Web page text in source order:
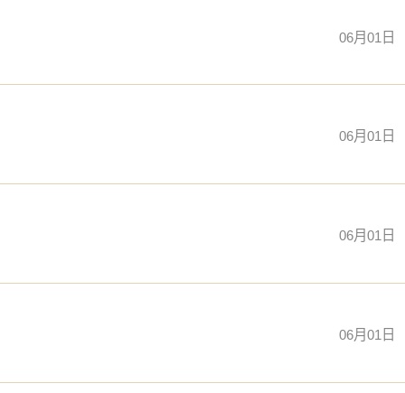
借助五行的影响，充分发挥自己的才能。
步伐，相信会有好的结果。
己的努力带来的成果。
，才能保持高效和准确。
请教，找到解决问题的方法。
06月01日
06月01日
06月01日
06月01日